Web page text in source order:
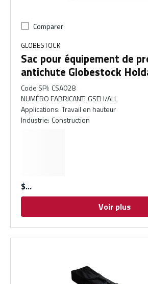
Comparer
GLOBESTOCK
Sac pour équipement de
antichute Globestock
Code SPI: CSA028
NUMÉRO FABRICANT: GSEH/ALL
Applications: Travail en hauteur
Industrie: Construction
$
Voir plus